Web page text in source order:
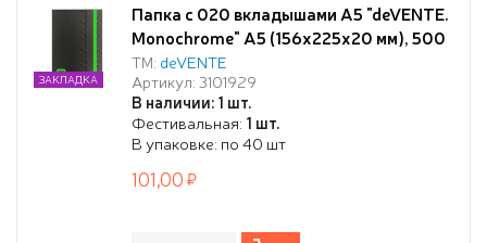
Папка с 020 вкладышами A5 "deVENTE.
Monochrome" A5 (156x225x20 мм), 500
мкм, с рельефной фактурной
поверхностью, вкладыши 30 мкм,
вертикальная неоновая зеленая
резинка 15 мм, индивидуальная
маркировка, непрозрачная черная с
неновым зеленым
ТМ: deVENTE
Артикул: 3101929
В наличии: 1 шт.
Фестивальная: 1 шт.
В упаковке: по 40 шт
ЗАКЛАДКА
101,00